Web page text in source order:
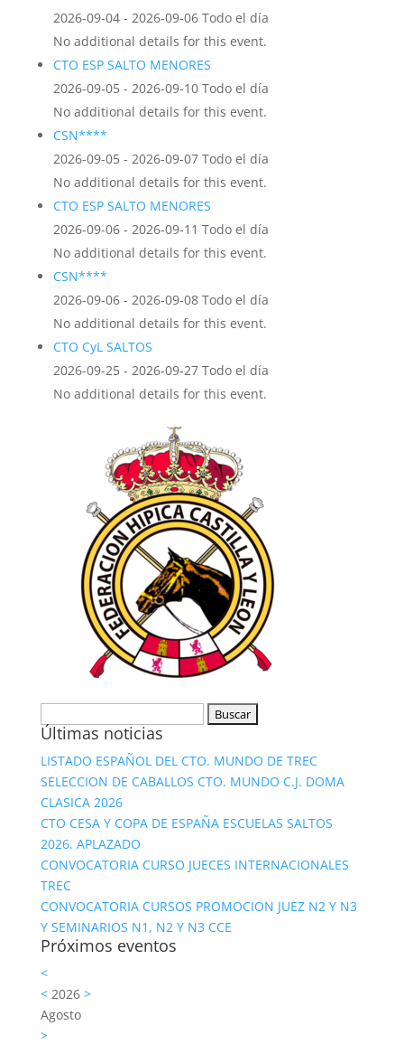
2026-09-04 - 2026-09-06 Todo el día
No additional details for this event.
CTO ESP SALTO MENORES
2026-09-05 - 2026-09-10 Todo el día
No additional details for this event.
CSN****
2026-09-05 - 2026-09-07 Todo el día
No additional details for this event.
CTO ESP SALTO MENORES
2026-09-06 - 2026-09-11 Todo el día
No additional details for this event.
CSN****
2026-09-06 - 2026-09-08 Todo el día
No additional details for this event.
CTO CyL SALTOS
2026-09-25 - 2026-09-27 Todo el día
No additional details for this event.
Últimas noticias
LISTADO ESPAÑOL DEL CTO. MUNDO DE TREC
SELECCION DE CABALLOS CTO. MUNDO C.J. DOMA
CLASICA 2026
CTO CESA Y COPA DE ESPAÑA ESCUELAS SALTOS
2026. APLAZADO
CONVOCATORIA CURSO JUECES INTERNACIONALES
TREC
CONVOCATORIA CURSOS PROMOCION JUEZ N2 Y N3
Y SEMINARIOS N1, N2 Y N3 CCE
Próximos eventos
<
<2026 >
Agosto
>